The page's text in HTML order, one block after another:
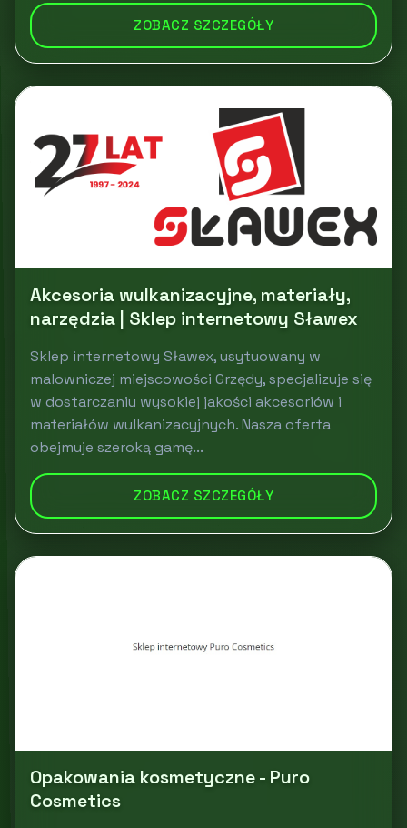
ZOBACZ SZCZEGÓŁY
Akcesoria wulkanizacyjne, materiały,
narzędzia | Sklep internetowy Sławex
Sklep internetowy Sławex, usytuowany w
malowniczej miejscowości Grzędy, specjalizuje się
w dostarczaniu wysokiej jakości akcesoriów i
materiałów wulkanizacyjnych. Nasza oferta
obejmuje szeroką gamę...
ZOBACZ SZCZEGÓŁY
Opakowania kosmetyczne - Puro
Cosmetics